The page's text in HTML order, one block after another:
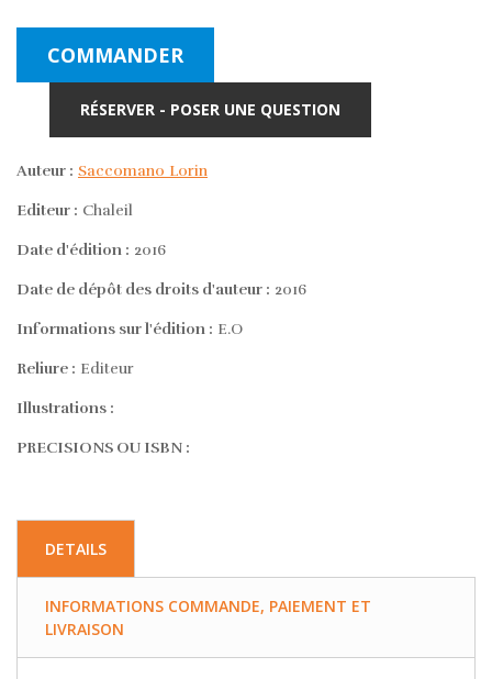
COMMANDER
RÉSERVER - POSER UNE QUESTION
Auteur : Saccomano Lorin
Editeur : Chaleil
Date d'édition : 2016
Date de dépôt des droits d'auteur : 2016
Informations sur l'édition : E.O
Reliure : Editeur
Illustrations :
PRECISIONS OU ISBN :
DETAILS
INFORMATIONS COMMANDE, PAIEMENT ET
LIVRAISON